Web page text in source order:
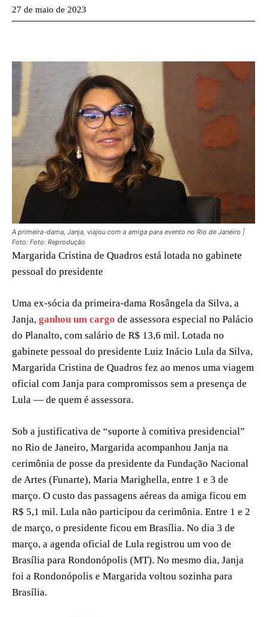
27 de maio de 2023
A primeira-dama, Janja, viajou com a amiga para evento no Rio de Janeiro |
Foto: Foto: Reprodução
Margarida Cristina de Quadros está lotada no gabinete
pessoal do presidente
Uma ex-sócia da primeira-dama Rosângela da Silva, a
Janja, ganhou um cargo de assessora especial no Palácio
do Planalto, com salário de R$ 13,6 mil. Lotada no
gabinete pessoal do presidente Luiz Inácio Lula da Silva,
Margarida Cristina de Quadros fez ao menos uma viagem
oficial com Janja para compromissos sem a presença de
Lula — de quem é assessora.
Sob a justificativa de “suporte à comitiva presidencial”
no Rio de Janeiro, Margarida acompanhou Janja na
cerimônia de posse da presidente da Fundação Nacional
de Artes (Funarte), Maria Marighella, entre 1 e 3 de
março. O custo das passagens aéreas da amiga ficou em
R$ 5,1 mil. Lula não participou da cerimônia. Entre 1 e 2
de março, o presidente ficou em Brasília. No dia 3 de
março, a agenda oficial de Lula registrou um voo de
Brasília para Rondonópolis (MT). No mesmo dia, Janja
foi a Rondonópolis e Margarida voltou sozinha para
Brasília.